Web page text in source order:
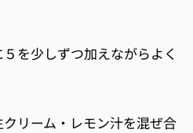
を少しずつ加えながらよく
リーム・レモン汁を混ぜ合